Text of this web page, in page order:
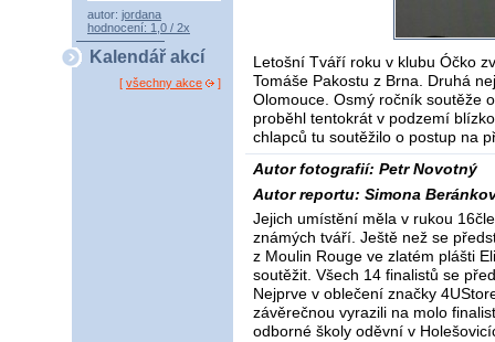
autor: jordana
hodnocení: 1,0 / 2x
Kalendář akcí
[ všechny akce ]
Letošní Tváří roku v klubu Óčko
Tomáše Pakostu z Brna. Druhá
Olomouce. Osmý ročník soutěže
proběhl tentokrát v podzemí
chlapců tu soutěžilo o postup na
Autor fotografií: Petr Novotný
Autor reportu: Simona
Jejich umístění měla v rukou
známých tváří. Ještě než se
z Moulin Rouge ve zlatém plášti
soutěžit. Všech 14 finalistů se
Nejprve v oblečení značky
závěrečnou vyrazili na molo
odborné školy oděvní v